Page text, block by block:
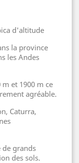
d'altitude
la province
les Andes
et 1900 m ce
agréable.
Caturra,
de grands
des sols.